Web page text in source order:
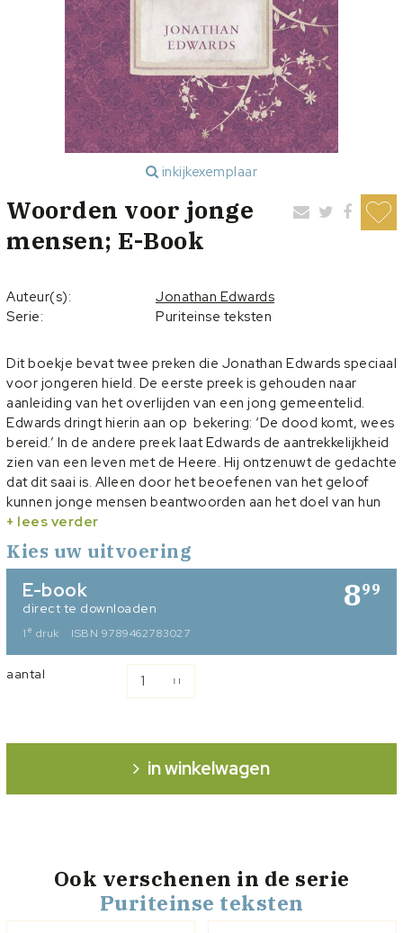
inkijkexemplaar
Woorden voor jonge
mensen; E-Book
Auteur(s):
Jonathan Edwards
Serie:
Puriteinse teksten
Dit boekje bevat twee preken die Jonathan Edwards speciaal
voor jongeren hield. De eerste preek is gehouden naar
aanleiding van het overlijden van een jong gemeentelid.
Edwards dringt hierin aan op bekering: ‘De dood komt, wees
bereid.’ In de andere preek laat Edwards de aantrekkelijkheid
zien van een leven met de Heere. Hij ontzenuwt de gedachte
dat dit saai is. Alleen door het beoefenen van het geloof
kunnen jonge mensen beantwoorden aan het doel van hun
bestaan.
In de serie
Puriteinse teksten
in het Nederlands vertaalde teksten van bekende puriteinen.
+ lees verder
Kies uw uitvoering
899
E-book
direct te downloaden
1 e druk ISBN 9789462783027
aantal
in winkelwagen
Ook verschenen in de serie
Puriteinse teksten